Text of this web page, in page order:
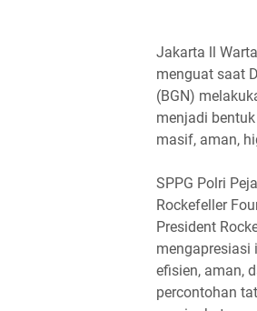
Jakarta ll
menguat saat
(BGN)
menjadi
masif, aman,
SPPG Polri
Rockefeller
President
mengapresiasi
efisien, aman,
percontohan